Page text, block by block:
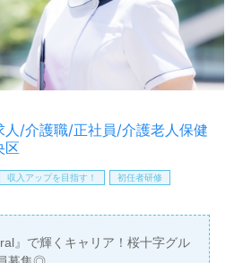
ート仕事探しは【ウィルオブ介
的に検討の方も遠慮なく＊
どご希望に応じてお問い合わせ/ご
けます。＜非公開求人も取扱い
と一緒に転職活動！お問い合わ
人/介護職/正社員/介護老人保健
区
収入アップを目指す！ 初任者研修
』で輝くキャリア！桜十字グル